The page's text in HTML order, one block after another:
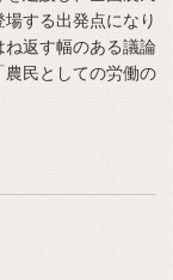
する出発点になり
ね返す幅のある議論
民としての労働の